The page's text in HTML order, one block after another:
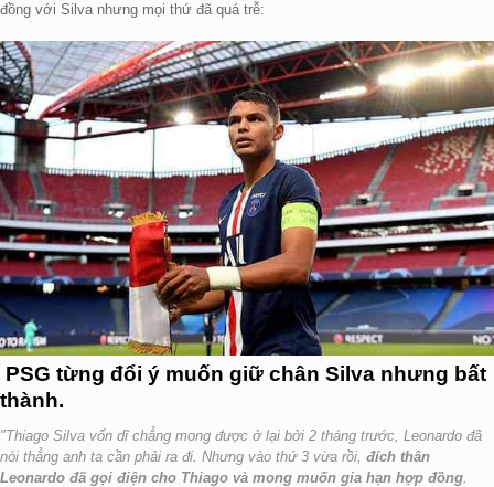
đồng với Silva nhưng mọi thứ đã quá trễ:
PSG từng đổi ý muốn giữ chân Silva nhưng bất
thành.
"Thiago Silva vốn dĩ chẳng mong được ở lại bởi 2 tháng trước, Leonardo đã
nói thẳng anh ta cần phải ra đi. Nhưng vào thứ 3 vừa rồi, đích thân
Leonardo đã gọi điện cho Thiago và mong muốn gia hạn hợp đồng